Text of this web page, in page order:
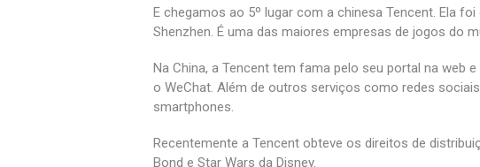
E chegamos ao 5º lugar com a chinesa Tencent. Ela
Shenzhen. É uma das maiores empresas de jogos do
Na China, a Tencent tem fama pelo seu portal na web
o WeChat. Além de outros serviços como redes
smartphones.
Recentemente a Tencent obteve os direitos de
Bond e Star Wars da Disney.